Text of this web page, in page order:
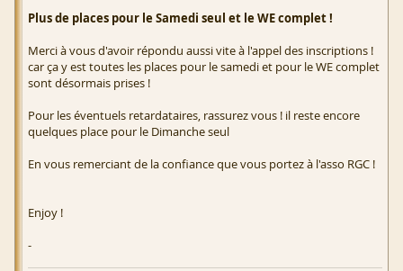
Plus de places pour le Samedi seul et le WE complet !
Merci à vous d'avoir répondu aussi vite à l'appel des inscriptions !
car ça y est toutes les places pour le samedi et pour le WE complet
sont désormais prises !
Pour les éventuels retardataires, rassurez vous ! il reste encore
quelques place pour le Dimanche seul
En vous remerciant de la confiance que vous portez à l'asso RGC !
Enjoy !
-